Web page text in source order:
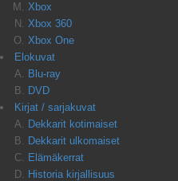
Xbox
Xbox 360
Xbox One
Elokuvat
Blu-ray
DVD
Kirjat / sarjakuvat
Dekkarit kotimaiset
Dekkarit ulkomaiset
Elämäkerrat
Historia kirjallisuus